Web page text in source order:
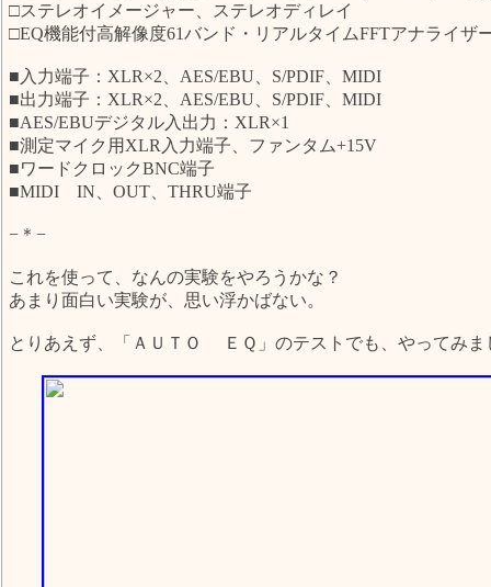
□ステレオイメージャー、ステレオディレイ
□EQ機能付高解像度61バンド・リアルタイムFFTアナライザ
■入力端子：XLR×2、AES/EBU、S/PDIF、MIDI
■出力端子：XLR×2、AES/EBU、S/PDIF、MIDI
■AES/EBUデジタル入出力：XLR×1
■測定マイク用XLR入力端子、ファンタム+15V
■ワードクロックBNC端子
■MIDI IN、OUT、THRU端子
−＊−
これを使って、なんの実験をやろうかな？
あまり面白い実験が、思い浮かばない。
とりあえず、「ＡＵＴＯ ＥＱ」のテストでも、やってみま